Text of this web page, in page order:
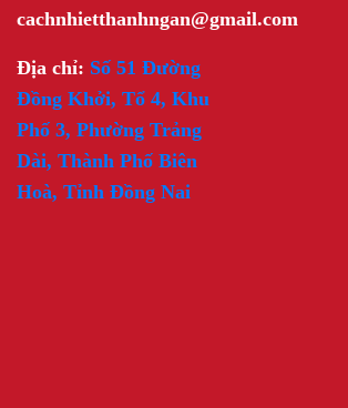
cachnhietthanhngan@gmail.com
Địa chỉ: Số 51 Đường
Đồng Khởi, Tổ 4, Khu
Phố 3, Phường Trảng
Dài, Thành Phố Biên
Hoà, Tỉnh Đồng Nai